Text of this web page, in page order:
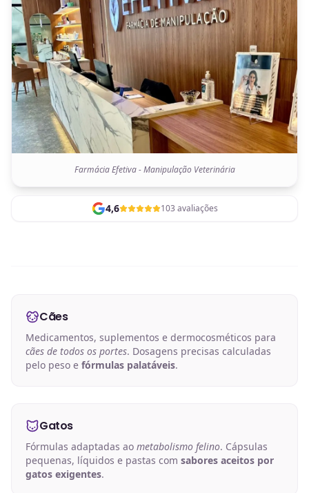
Farmácia Efetiva - Manipulação Veterinária
4,6 103 avaliações
Cães
Medicamentos, suplementos e dermocosméticos para
cães de todos os portes. Dosagens precisas calculadas
pelo peso e fórmulas palatáveis.
Gatos
Fórmulas adaptadas ao metabolismo felino. Cápsulas
pequenas, líquidos e pastas com sabores aceitos por
gatos exigentes.